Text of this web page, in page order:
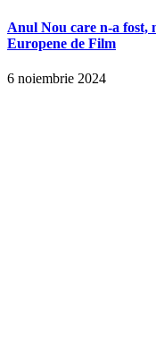
Anul Nou care n-a fost,
Europene de Film
6 noiembrie 2024